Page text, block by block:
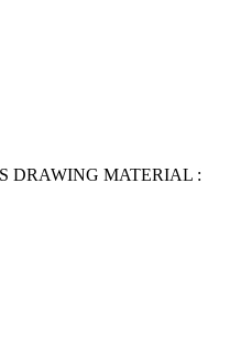
DRAWING MATERIAL :